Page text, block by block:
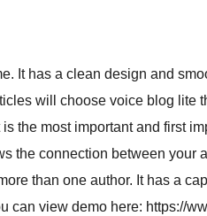
It has a clean design and
will choose voice blog lite
the most important and first
the connection between your
than one author. It has a
can view demo here: https://